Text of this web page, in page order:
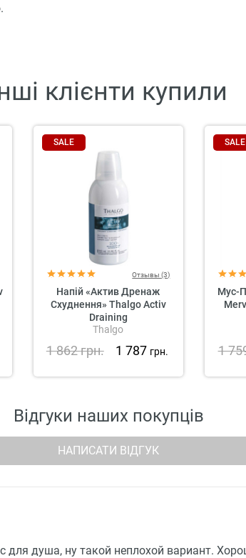
клієнти купили
SALE
Отзывы (3)
Напій «Актив Дренаж
Схуднення» Thalgo Activ
Draining
Thalgo
1 862грн. 1 787 грн.
SALE
Мус-
1
Відгуки наших покупців
НАПИСАТИ ВІДГУК
для душа, ну такой неплохой вариант.